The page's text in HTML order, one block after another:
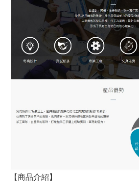
【商品介紹】